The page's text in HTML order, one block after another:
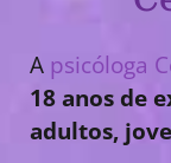
A psicóloga
18 anos de
adultos,